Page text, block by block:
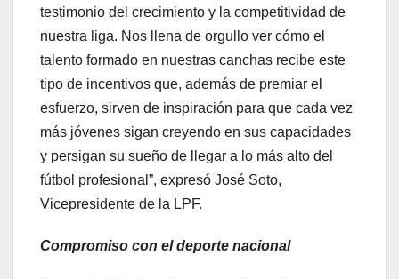
testimonio del crecimiento y la competitividad de
nuestra liga. Nos llena de orgullo ver cómo el
talento formado en nuestras canchas recibe este
tipo de incentivos que, además de premiar el
esfuerzo, sirven de inspiración para que cada vez
más jóvenes sigan creyendo en sus capacidades
y persigan su sueño de llegar a lo más alto del
fútbol profesional”, expresó José Soto,
Vicepresidente de la LPF.
Compromiso con el deporte nacional